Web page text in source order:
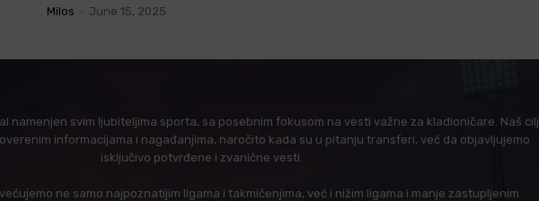
Milos June 15, 2025
namenjen svim ljubiteljima sporta, sa posebnim fokusom na vesti važne za kladioničare. Naš cilj
informacijama i nagađanjima, naročito kada su u pitanju transferi, već da objavljujemo
isključivo potvrđene i zvanične vesti.
ne samo najpoznatijim ligama i takmičenjima, već i nižim ligama i manje zastupljenim